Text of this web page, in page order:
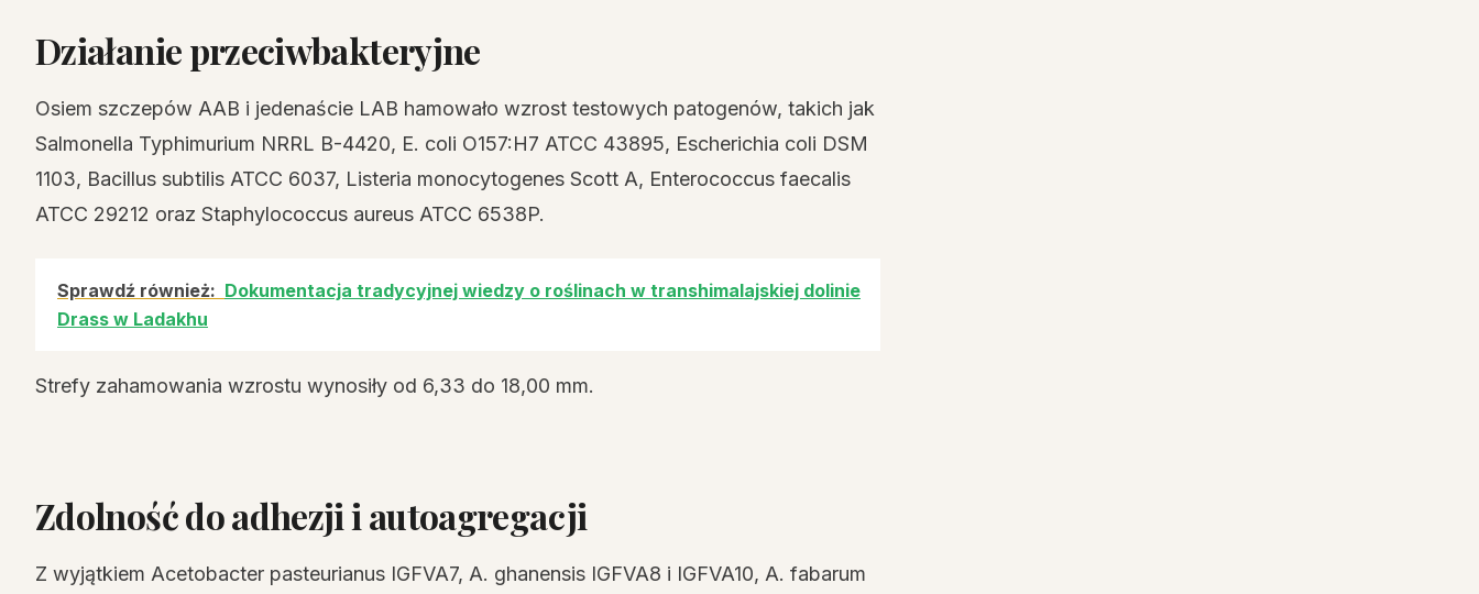
Działanie przeciwbakteryjne
Osiem szczepów AAB i jedenaście LAB hamowało wzrost testowych patogenów, takich jak
Salmonella Typhimurium NRRL B-4420, E. coli O157:H7 ATCC 43895, Escherichia coli DSM
1103, Bacillus subtilis ATCC 6037, Listeria monocytogenes Scott A, Enterococcus faecalis
ATCC 29212 oraz Staphylococcus aureus ATCC 6538P.
Sprawdź również: Dokumentacja tradycyjnej wiedzy o roślinach w transhimalajskiej dolinie
Drass w Ladakhu
Strefy zahamowania wzrostu wynosiły od 6,33 do 18,00 mm.
Zdolność do adhezji i autoagregacji
Z wyjątkiem Acetobacter pasteurianus IGFVA7, A. ghanensis IGFVA8 i IGFVA10, A. fabarum